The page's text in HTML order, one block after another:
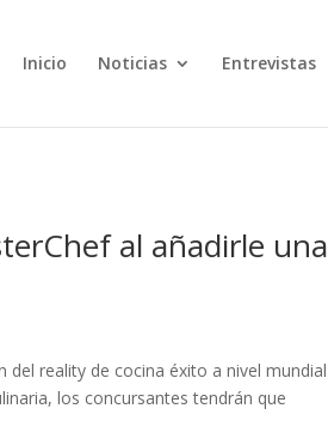
Inicio Noticias Entrevistas
al añadirle una
del reality de cocina éxito a nivel mundial
los concursantes tendrán que